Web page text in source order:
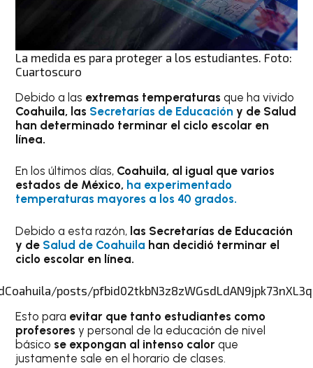
La medida es para proteger a los estudiantes. Foto:
Cuartoscuro
Debido a las extremas temperaturasque ha vivido
Coahuila, las Secretarías de Educación y de Salud
han determinado terminar el ciclo escolar en
línea.
En los últimos días, Coahuila, al igual que varios
estados de México, ha experimentado
temperaturas mayores a los 40 grados.
Debido a esta razón, las Secretarías de Educación
y de Salud de Coahuila han decidió terminar el
ciclo escolar en línea.
posts/
Esto para evitar que tanto estudiantes como
profesoresy personal de la educación de nivel
básico se expongan al intenso calorque
justamente sale en el horario de clases.